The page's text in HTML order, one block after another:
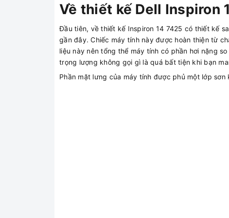
Về thiết kế Dell Inspiron
Đầu tiên, về thiết kế Inspiron 14 7425 có thiết kế
gần đây. Chiếc máy tính này được hoàn thiện từ
liệu này nên tổng thể máy tính có phần hơi nặng
trọng lượng không gọi gì là quá bất tiện khi bạn
Phần mặt lưng của máy tính được phủ một lớp